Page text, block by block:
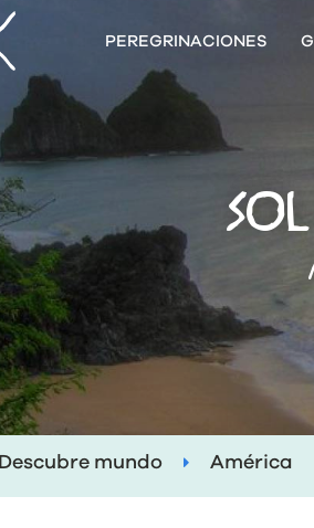
PEREGRINACIONES
Descubre mundo América